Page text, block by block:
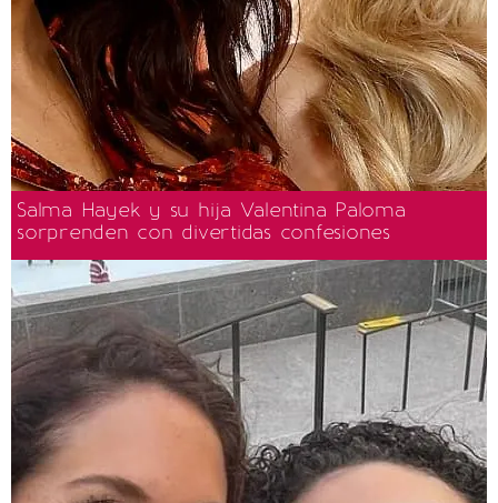
Salma Hayek y su hija Valentina Paloma
sorprenden con divertidas confesiones